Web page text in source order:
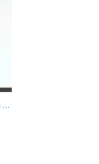
Pastor Ovidiu BALUTA Predica Vineri seara 20 ian 2017